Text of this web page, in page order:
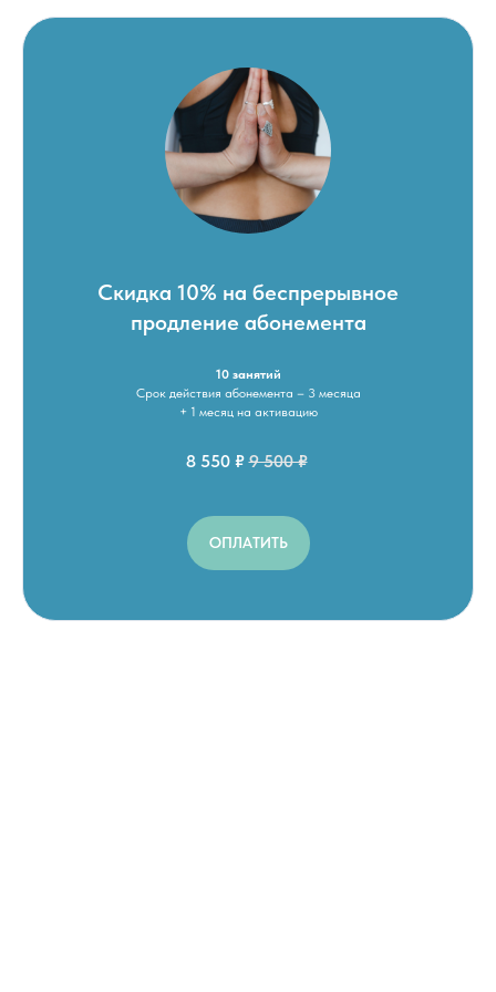
Скидка 10% на беспрерывное
продление абонемента
10 занятий
Срок действия абонемента – 3 месяца
+ 1 месяц на активацию
8 550 ₽ 9 500 ₽
ОПЛАТИТЬ